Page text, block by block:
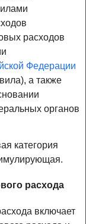
расходов
Федерации
а также
органов
категория
расхода
включает